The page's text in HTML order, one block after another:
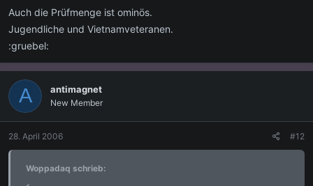
Auch die Prüfmenge ist ominös.
Jugendliche und Vietnamveteranen.
:gruebel:
A antimagnet
New Member
28. April 2006 #12
Woppadaq schrieb: